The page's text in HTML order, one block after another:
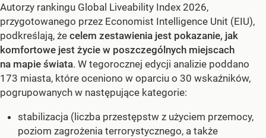
Autorzy rankingu Global Liveability Index 2026,
przygotowanego przez Economist Intelligence Unit (EIU),
podkreślają, że celem zestawienia jest pokazanie, jak
komfortowe jest życie w poszczególnych miejscach
na mapie świata. W tegorocznej edycji analizie poddano
173 miasta, które oceniono w oparciu o 30 wskaźników,
pogrupowanych w następujące kategorie:
stabilizacja (liczba przestępstw z użyciem przemocy,
poziom zagrożenia terrorystycznego, a także